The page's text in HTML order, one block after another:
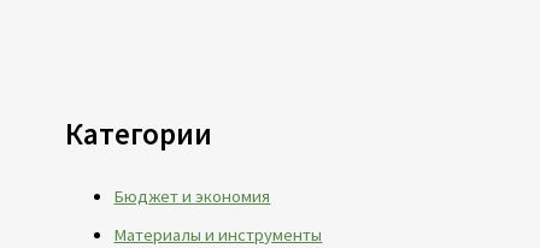
Категории
Бюджет и экономия
Материалы и инструменты